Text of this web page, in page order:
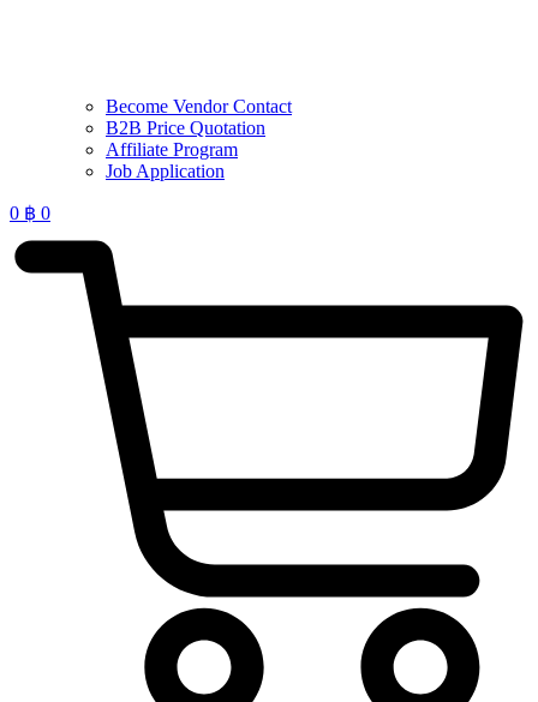
Become Vendor Contact
B2B Price Quotation
Affiliate Program
Job Application
0 ฿ 0